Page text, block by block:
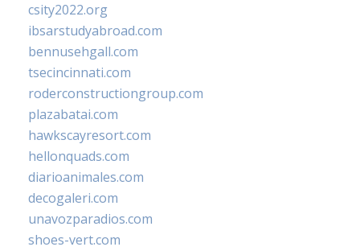
csity2022.org
ibsarstudyabroad.com
bennusehgall.com
tsecincinnati.com
roderconstructiongroup.com
plazabatai.com
hawkscayresort.com
hellonquads.com
diarioanimales.com
decogaleri.com
unavozparadios.com
shoes-vert.com